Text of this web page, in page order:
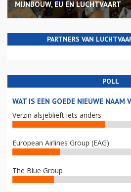
MIJNBOUW, EU EN LUCHTVAART
PARTNERS VAN
POLL
WAT IS EEN GOEDE NIEUWE NAAM
Verzin alsjeblieft iets anders
European Airlines Group (EAG)
The Blue Group